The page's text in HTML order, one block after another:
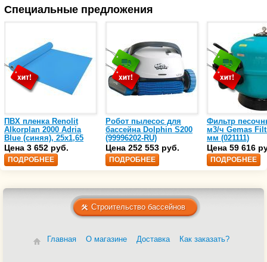
Специальные предложения
ПВХ пленка Renolit
Alkorplan 2000 Adria
Blue (синяя), 25х1,65
(35216203)
Цена 3 652 руб.
ПОДРОБНЕЕ
Робот пылесос для
бассейна Dolphin S200
(99996202-RU)
Цена 252 553 руб.
ПОДРОБНЕЕ
Фильтр
м3/ч Gemas
мм (021111)
Цена 59 616
ПОДРОБНЕЕ
Строительство бассейнов
Главная О магазине Доставка Как заказать?